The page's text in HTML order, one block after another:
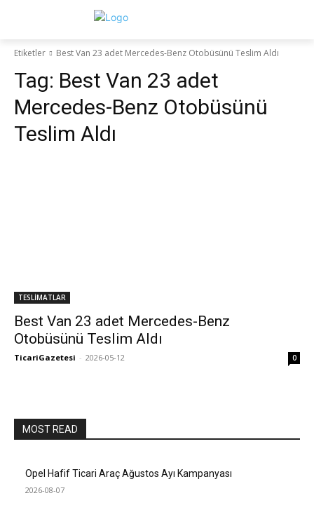
Etiketler Best Van 23 adet Mercedes-Benz Otobüsünü Teslim Aldı
Tag: Best Van 23 adet
Mercedes-Benz Otobüsünü
Teslim Aldı
TESLİMATLAR
Best Van 23 adet Mercedes-Benz
Otobüsünü Teslim Aldı
TicariGazetesi - 2026-05-12 0
MOST READ
Opel Hafif Ticari Araç Ağustos Ayı Kampanyası
2026-08-07